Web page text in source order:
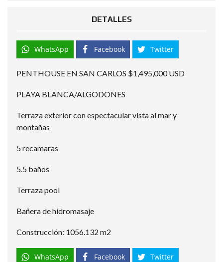
DETALLES
WhatsApp Facebook Twitter
PENTHOUSE EN SAN CARLOS $1,495,000 USD
PLAYA BLANCA/ALGODONES
Terraza exterior con espectacular vista al mar y
montañas
5 recamaras
5.5 baños
Terraza pool
Bañera de hidromasaje
Construcción: 1056.132 m2
WhatsApp Facebook Twitter